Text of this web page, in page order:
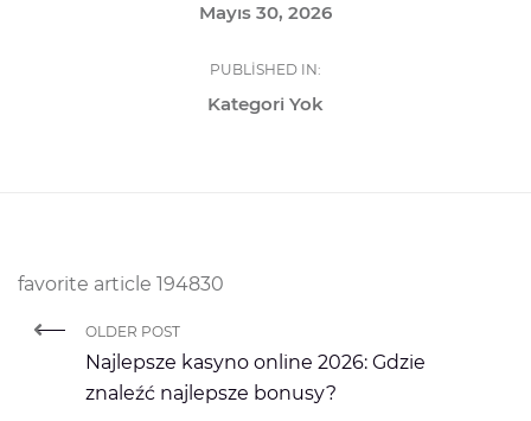
Mayıs 30, 2026
PUBLISHED IN:
Kategori Yok
favorite article 194830
OLDER POST
Najlepsze kasyno online 2026: Gdzie
znaleźć najlepsze bonusy?